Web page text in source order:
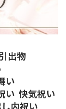
出物
い
い 快気祝い
内祝い